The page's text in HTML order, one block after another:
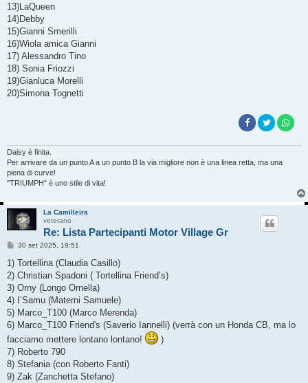
13)LaQueen
14)Debby
15)Gianni Smerilli
16)Wiola amica Gianni
17) Alessandro Tino
18) Sonia Friozzi
19)Gianluca Morelli
20)Simona Tognetti
Daisy è finita.
Per arrivare da un punto A a un punto B la via migliore non è una linea retta, ma una
piena di curve!
"TRIUMPH" è uno stile di vita!
La Camilleira
veterano
Re: Lista Partecipanti Motor Village Gr
M
s
a
g
o
30 set 2025, 19:51
1) Tortellina (Claudia Casillo)
2) Christian Spadoni ( Tortellina Friend’s)
3) Orny (Longo Ornella)
4) I’Samu (Materni Samuele)
5) Marco_T100 (Marco Merenda)
6) Marco_T100 Friend's (Saverio Iannelli) (verrà con un Honda CB, ma lo
facciamo mettere lontano lontano!
)
7) Roberto 790
8) Stefania (con Roberto Fanti)
9) Zak (Zanchetta Stefano)